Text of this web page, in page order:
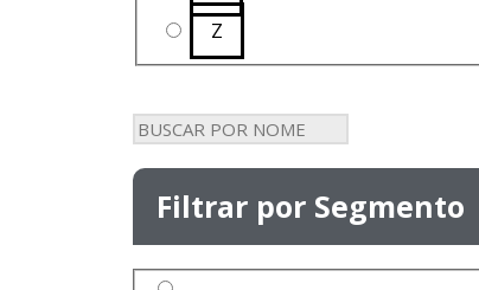
Z
Filtrar por Segmento